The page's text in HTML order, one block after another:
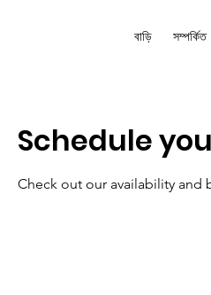
বাড়ি সম্পর্কিত
Schedule
Check out our availability and